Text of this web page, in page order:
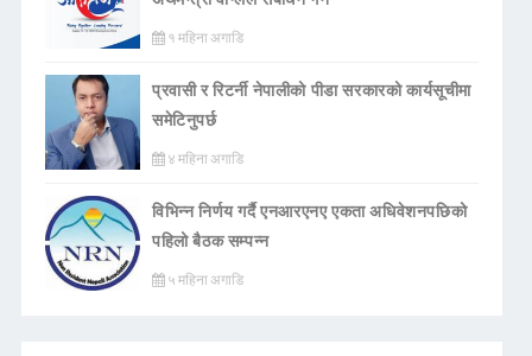
भएको छ।प्रबक्ता सोम सापकोटाले जारी गरेको बिज्ञप्ती अनुसार डा. हेम राज
शर्माको अध्य्यक्षतामा बसेको मिति
READ MORE
१ महिना अगाडि
प्रवासी र रिटर्नी नेपालीको पीडा सरकारको कार्यसूचीमा
समेटिनुपर्छ
४ महिना अगाडि
विभिन्न निर्णय गर्दै एनआरएनए एकता अधिवेशनपछिको
पहिलो बैठक सम्पन्न
५ महिना अगाडि